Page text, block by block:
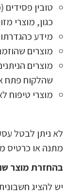
טובין
כגון, מוצרי
מידע כהגדרתו
מוצרים
מוצרים
שהלקוח פתח
מוצרי טיפוח
לא ניתן לבטל
מתנה או כרטיס
בהחזרת מוצר
יש להציג